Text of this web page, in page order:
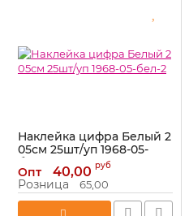
Наклейка цифра Белый 2
05см 25шт/уп 1968-05-
бел-2
Артикул: 1968-05-бел-2
Опт 40,00 руб
Розница 65,00